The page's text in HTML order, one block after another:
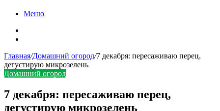
Меню
Главная/Домашний огород/7 декабря: пересаживаю перец,
дегустирую микрозелень
Домашний огород
7 декабря: пересаживаю перец,
дегустирую микрозелень